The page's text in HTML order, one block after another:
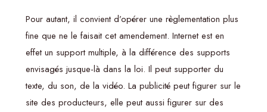
Pour autant, il convient d’opérer une règlementation plus
fine que ne le faisait cet amendement. Internet est en
effet un support multiple, à la différence des supports
envisagés jusque-là dans la loi. Il peut supporter du
texte, du son, de la vidéo. La publicité peut figurer sur le
site des producteurs, elle peut aussi figurer sur des